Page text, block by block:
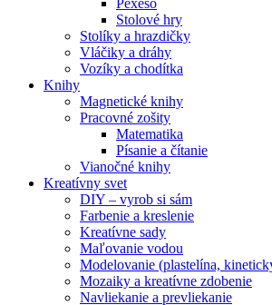
Stolové hry
Stolíky a hrazdičky
Vláčiky a dráhy
Vozíky a chodítka
Knihy
Magnetické knihy
Pracovné zošity
Matematika
Písanie a čítanie
Vianočné knihy
Kreatívny svet
DIY – vyrob si sám
Farbenie a kreslenie
Kreatívne sady
Maľovanie vodou
Modelovanie (plastelína,
Mozaiky a kreatívne zdobenie
Navliekanie a prevliekanie